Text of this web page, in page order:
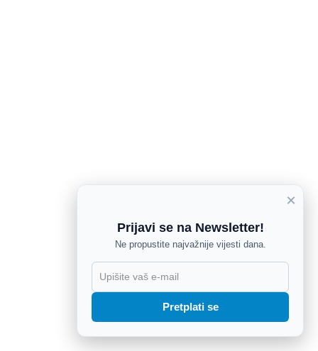
×
Prijavi se na Newsletter!
Ne propustite najvažnije vijesti dana.
Pretplati se